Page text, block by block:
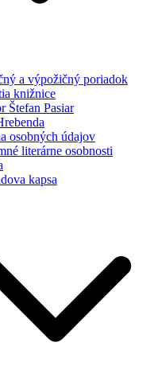
a výpožičný poriadok
knižnice
Štefan Pasiar
osobných údajov
literárne osobnosti
kapsa